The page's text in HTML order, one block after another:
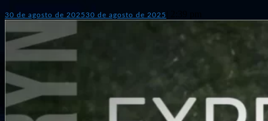
30 de agosto de 202530 de agosto de 2025